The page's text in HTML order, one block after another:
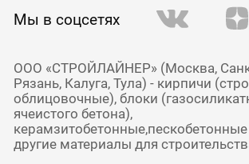
Мы в соцсетях
ООО «СТРОЙЛАЙНЕР» (Москва,
Рязань, Калуга, Тула) - кирпичи
облицовочные), блоки
ячеистого бетона),
другие материалы для